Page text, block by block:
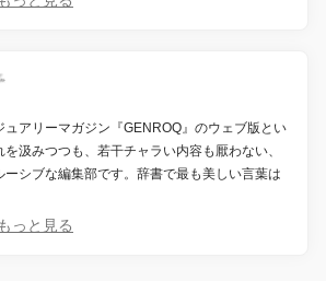
ュアリーマガジン『GENROQ』のウェブ版とい
汲みつつも、若干チャラい内容も厭わない、
シブな編集部です。辞書で最も美しい言葉は
っと見る